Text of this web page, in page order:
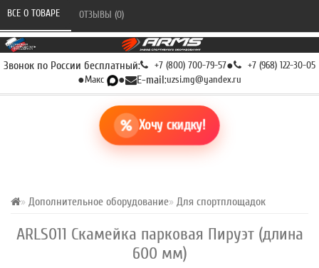
Звонок по России бесплатный: +7 (800) 700-79-57● +7 (968) 122-30-05
●Макс ● E-mail:uzsi.mg@yandex.ru
Хочу скидку!
Дополнительное оборудование Для спортплощадок
ARLS011 Скамейка парковая Пируэт (длина
600 мм)
ВСЕ О ТОВАРЕ ОТЗЫВЫ (0)